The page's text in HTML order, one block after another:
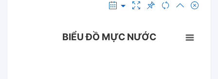
BIỂU ĐỒ MỰC NƯỚC